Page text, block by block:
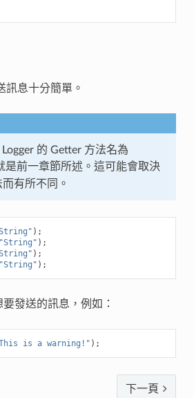
訊息十分簡單。
的 Getter 方法名為
是前一章節所述。這可能會取決
有所不同。
);
"String" );
);
"String" );
發送的訊息，例如：
is a warning!" );
下一頁